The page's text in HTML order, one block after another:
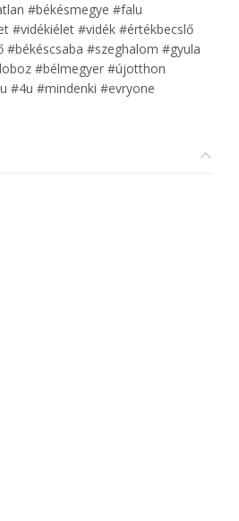
#békésmegye #falu
#vidékiélet #vidék #értékbecslő
#békéscsaba #szeghalom #gyula
#bélmegyer #újotthon
#4u #mindenki #evryone